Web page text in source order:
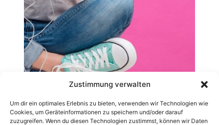
Zustimmung verwalten
Um dir ein optimales Erlebnis zu bieten, verwenden wir Technologien wie
Cookies, um Geräteinformationen zu speichern und/oder darauf
zuzugreifen. Wenn du diesen Technologien zustimmst, können wir Daten